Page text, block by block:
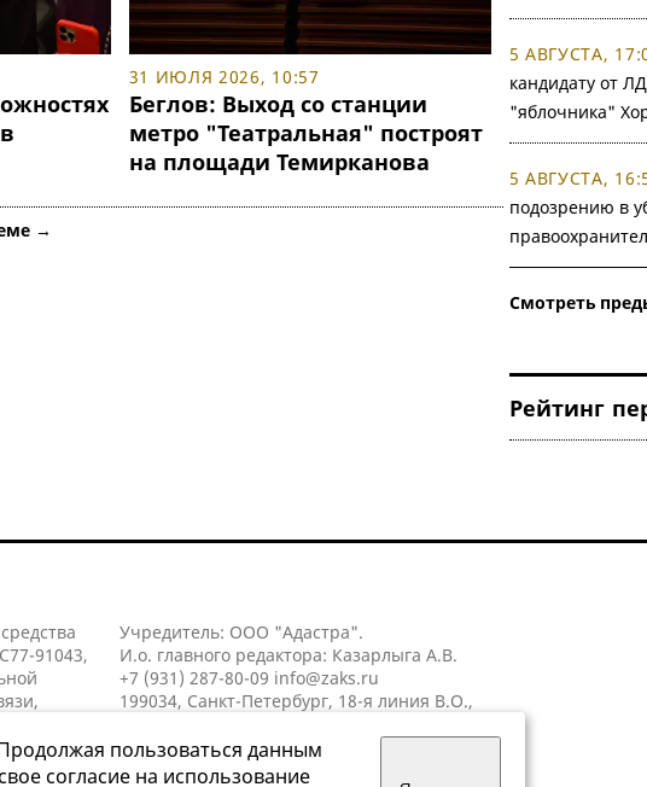
31 ИЮЛЯ 2026, 10:57
Беглов: Выход со станции
метро "Театральная" построят
на площади Темирканова
→
5 АВГУСТА,
кандидату от
"яблочника"
5 АВГУСТА,
подозрению в
Смотреть
91043,
Учредитель: ООО "Адастра".
И.о. главного редактора: Казарлыга А.В.
+7 (931) 287-80-09 info@zaks.ru
199034, Санкт-Петербург, 18-я линия В.О.,
пользоваться данным
согласие на использование